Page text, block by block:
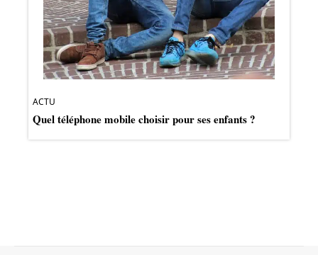
ACTU
Quel téléphone mobile choisir pour ses enfants ?